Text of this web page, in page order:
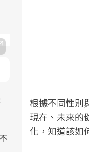
根據不同性別
現在、未來的
化，知道該如